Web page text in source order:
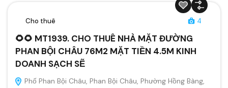
Cho thuê 4
🌻🌻 MT1939. CHO THUÊ NHÀ MẶT ĐƯỜNG
PHAN BỘI CHÂU 76M2 MẶT TIỀN 4.5M KINH
DOANH SẠCH SẼ
Phố Phan Bội Châu, Phan Bội Châu, Phường Hồng Bàng,